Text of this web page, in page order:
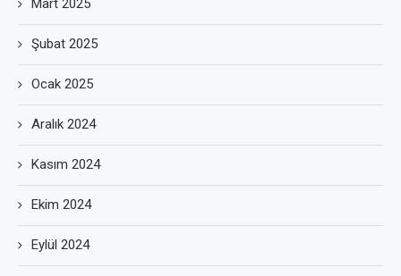
Mart 2025
Şubat 2025
Ocak 2025
Aralık 2024
Kasım 2024
Ekim 2024
Eylül 2024